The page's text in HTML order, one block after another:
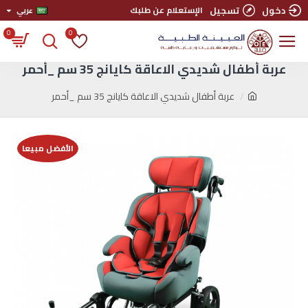
دخول تسجيل الإستعلام عن طلبك عربي
0
0
عربة أطفال شديدي الاعاقة كايانج 35 سم _أحمر
عربة أطفال شديدي الاعاقة كايانج 35 سم _أحمر
الأفضل مبيعا